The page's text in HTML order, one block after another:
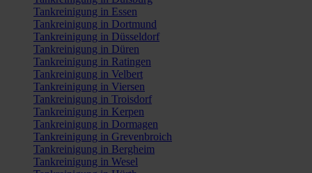
Tankreinigung in Essen
Tankreinigung in Dortmund
Tankreinigung in Düsseldorf
Tankreinigung in Düren
Tankreinigung in Ratingen
Tankreinigung in Velbert
Tankreinigung in Viersen
Tankreinigung in Troisdorf
Tankreinigung in Kerpen
Tankreinigung in Dormagen
Tankreinigung in Grevenbroich
Tankreinigung in Bergheim
Tankreinigung in Wesel